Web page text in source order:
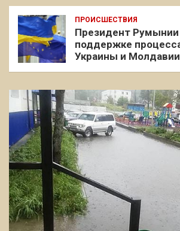
ПРОИСШЕСТВИЯ
Президент Румынии
поддержке
Украины и